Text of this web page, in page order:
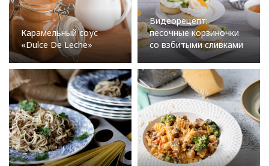
Карамельный соус
«Dulce De Leche»
Видеорецепт:
песочные корзиночки
со взбитыми сливками